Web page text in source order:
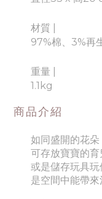
材質
97%棉、3%再
重量
1.1kg
商品介紹
如同盛開的花朵
可存放寶寶的育
或是儲存玩具玩
是空間中能帶